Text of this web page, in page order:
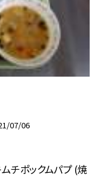
07/06
チポックムパプ (焼